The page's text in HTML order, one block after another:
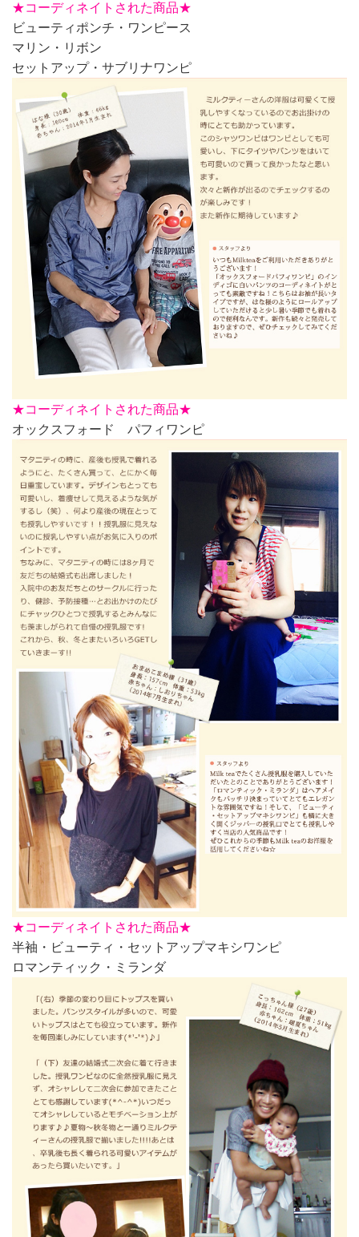
★コーディネイトされた商品★
ビューティポンチ・ワンピース
マリン・リボン
セットアップ・サブリナワンピ
★コーディネイトされた商品★
オックスフォード パフィワンピ
★コーディネイトされた商品★
半袖・ビューティ・セットアップマキシワンピ
ロマンティック・ミランダ